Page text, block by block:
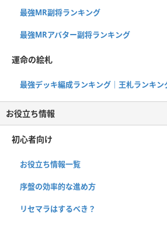
最強MR副将ランキング
最強MRアバター副将ランキング
運命の絵札
最強デッキ編成ランキング｜王札ランキン
お役立ち情報
初心者向け
お役立ち情報一覧
序盤の効率的な進め方
リセマラはするべき？